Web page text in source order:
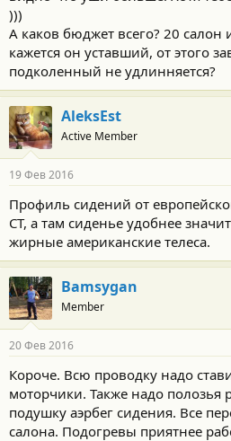
)))
А каков бюджет всего? 20 салон
кажется он уставший, от этого
подколенный не удлинняется?
AleksEst
Active Member
19 Фев 2016
Профиль сидений от
CT, а там сиденье удобнее
жирные американские телеса.
Bamsygan
Member
20 Фев 2016
Короче. Всю проводку надо
моторчики. Также надо полозья
подушку аэрбег сидения. Все
салона. Подогревы приятнее